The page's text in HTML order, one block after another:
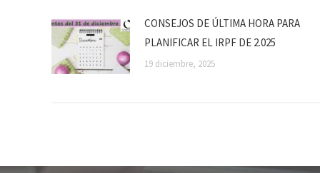
CONSEJOS DE ÚLTIMA HORA PARA
PLANIFICAR EL IRPF DE 2.025
19 diciembre, 2025